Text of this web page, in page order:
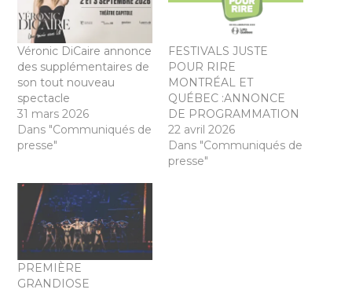
Véronic DiCaire annonce
des supplémentaires de
son tout nouveau
spectacle
31 mars 2026
Dans "Communiqués de
presse"
FESTIVALS JUSTE
POUR RIRE
MONTRÉAL ET
QUÉBEC :ANNONCE
DE PROGRAMMATION
22 avril 2026
Dans "Communiqués de
presse"
PREMIÈRE
GRANDIOSE